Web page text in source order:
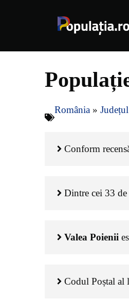
România »
Conform
Dintre cei 33
Valea Poienii
Codul Poștal al